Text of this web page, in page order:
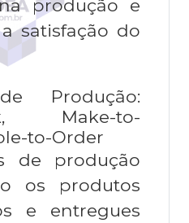
produção e
satisfação do
Produção:
Make-to-
to-Order
de produção
os produtos
e entregues